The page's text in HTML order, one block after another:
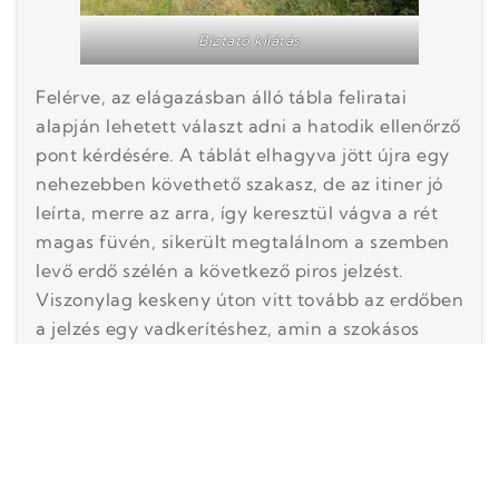
Biztató kilátás
Felérve, az elágazásban álló tábla feliratai
alapján lehetett választ adni a hatodik ellenőrző
pont kérdésére. A táblát elhagyva jött újra egy
nehezebben követhető szakasz, de az itiner jó
leírta, merre az arra, így keresztül vágva a rét
magas füvén, sikerült megtalálnom a szemben
levő erdő szélén a következő piros jelzést.
Viszonylag keskeny úton vitt tovább az erdőben
a jelzés egy vadkerítéshez, amin a szokásos